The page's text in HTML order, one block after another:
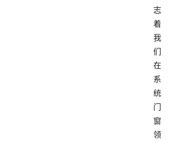
志
着
我
们
在
系
统
门
窗
领